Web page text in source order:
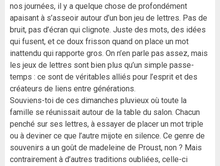
nos journées, il y a quelque chose de profondément
apaisant à s’asseoir autour d’un bon jeu de lettres. Pas de
bruit, pas d’écran qui clignote. Juste des mots, des idées
qui fusent, et ce doux frisson quand on place un mot
inattendu qui rapporte gros. On n’en parle pas assez, mais
les jeux de lettres sont bien plus qu’un simple passe-
temps : ce sont de véritables alliés pour l’esprit et des
créateurs de liens entre générations.
Souviens-toi de ces dimanches pluvieux où toute la
famille se réunissait autour de la table du salon. Chacun
penché sur ses lettres, à essayer de placer un mot triple
ou à deviner ce que l’autre mijote en silence. Ce genre de
souvenirs a un goût de madeleine de Proust, non ? Mais
contrairement à d’autres traditions oubliées, celle-ci